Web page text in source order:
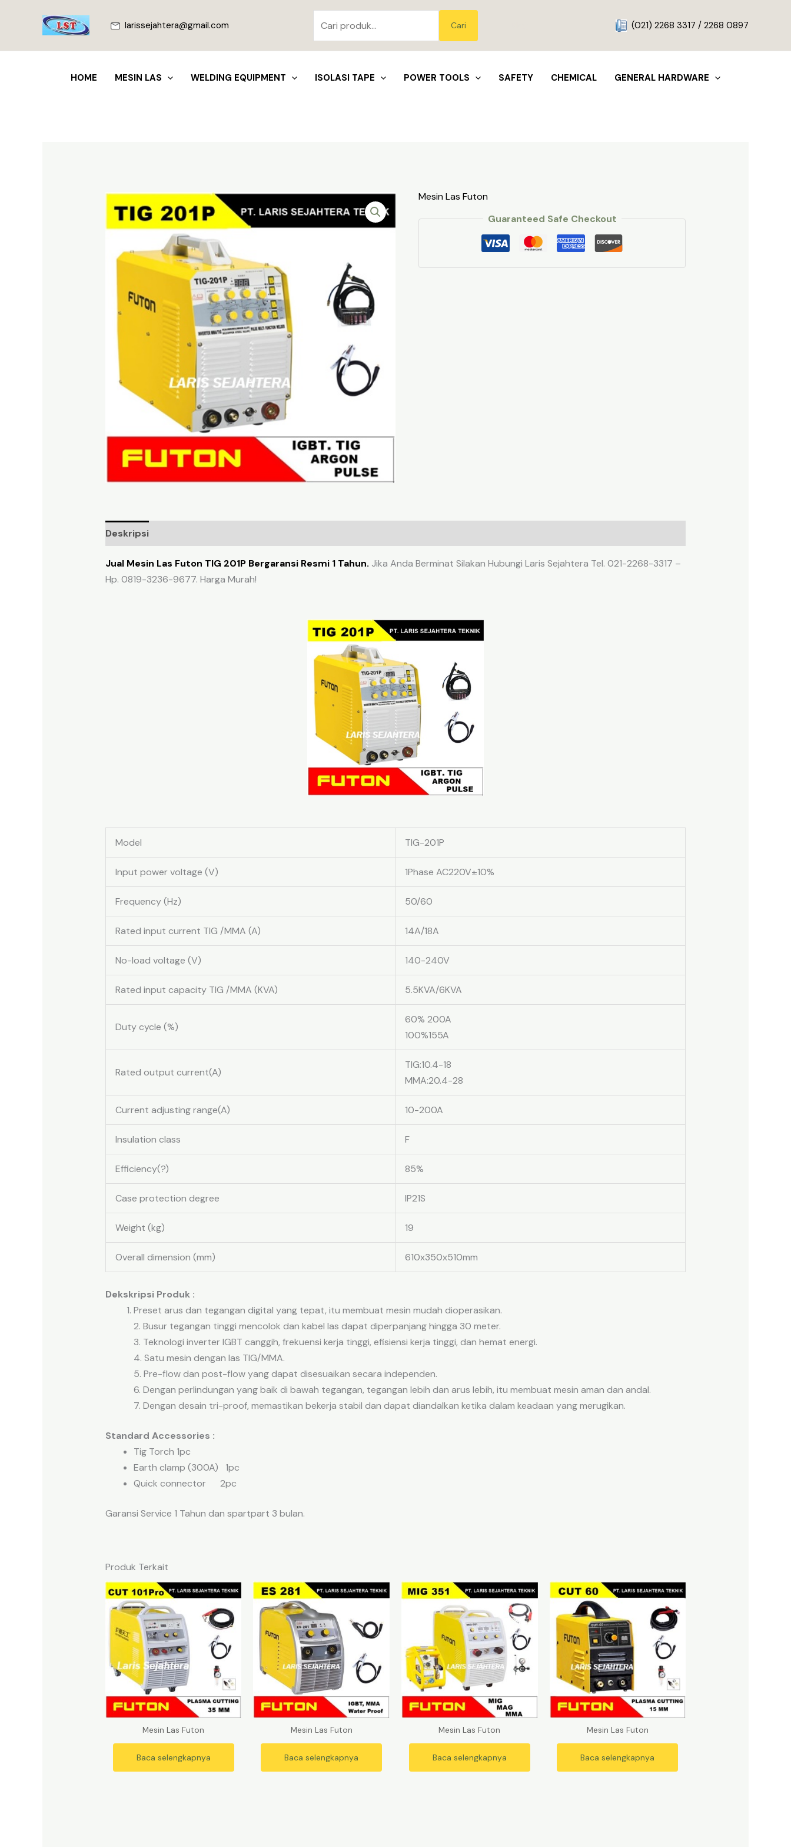
larissejahtera@gmail.com
untuk:
Cari (021) 2268 3317 / 2268 0897
HOME MESIN LAS WELDING EQUIPMENT ISOLASI TAPE POWER TOOLS SAFETY CHEMICAL GENERAL HARDWARE
Mesin Las Futon
Guaranteed Safe Checkout
Deskripsi
Jual Mesin Las Futon TIG 201P Bergaransi Resmi 1 Tahun. Jika Anda Berminat Silakan Hubungi Laris Sejahtera Tel. 021-2268-3317 –
Hp. 0819-3236-9677. Harga Murah!
Model TIG-201P
Input power voltage (V) 1Phase AC220V±10%
Frequency (Hz) 50/60
Rated input current TIG /MMA (A) 14A/18A
No-load voltage (V) 140-240V
Rated input capacity TIG /MMA (KVA) 5.5KVA/6KVA
Duty cycle (%)
60% 200A
100%155A
Rated output current(A)
TIG:10.4-18
MMA:20.4-28
Current adjusting range(A) 10-200A
Insulation class F
Efficiency(?) 85%
Case protection degree IP21S
Weight (kg) 19
Overall dimension (mm) 610x350x510mm
Dekskripsi Produk :
Preset arus dan tegangan digital yang tepat, itu membuat mesin mudah dioperasikan.
2. Busur tegangan tinggi mencolok dan kabel las dapat diperpanjang hingga 30 meter.
3. Teknologi inverter IGBT canggih, frekuensi kerja tinggi, efisiensi kerja tinggi, dan hemat energi.
4. Satu mesin dengan las TIG/MMA.
5. Pre-flow dan post-flow yang dapat disesuaikan secara independen.
6. Dengan perlindungan yang baik di bawah tegangan, tegangan lebih dan arus lebih, itu membuat mesin aman dan andal.
7. Dengan desain tri-proof, memastikan bekerja stabil dan dapat diandalkan ketika dalam keadaan yang merugikan.
Standard Accessories :
Tig Torch 1pc
Earth clamp (300A) 1pc
Quick connector 2pc
Garansi Service 1 Tahun dan spartpart 3 bulan.
Produk Terkait
Mesin Las Futon
Baca selengkapnya
Mesin Las Futon
Baca selengkapnya
Mesin Las Futon
Baca selengkapnya
Mesin Las Futon
Baca selengkapnya